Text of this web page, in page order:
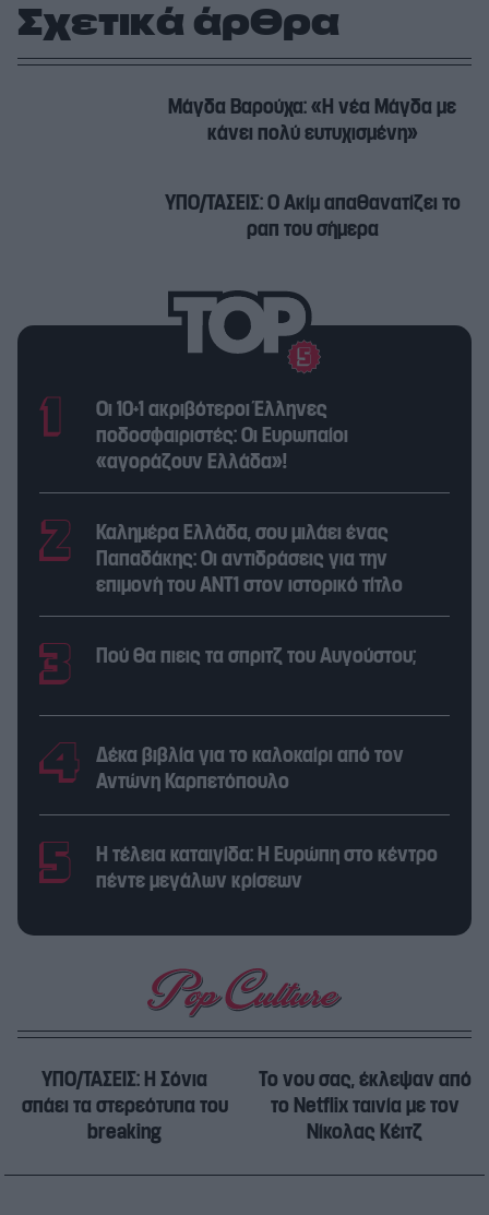
Σχετικά άρθρα
Μάγδα Βαρούχα: «Η νέα Μάγδα με
κάνει πολύ ευτυχισμένη»
ΥΠΟ/ΤΑΣΕΙΣ: Ο Ακίμ απαθανατίζει το
ραπ του σήμερα
Οι 10+1 ακριβότεροι Έλληνες
ποδοσφαιριστές: Οι Ευρωπαίοι
«αγοράζουν Ελλάδα»!
Καλημέρα Ελλάδα, σου μιλάει ένας
Παπαδάκης: Οι αντιδράσεις για την
επιμονή του ΑΝΤ1 στον ιστορικό τίτλο
Πού θα πιεις τα σπριτζ του Αυγούστου;
Δέκα βιβλία για το καλοκαίρι από τον
Αντώνη Καρπετόπουλο
Η τέλεια καταιγίδα: Η Ευρώπη στο κέντρο
πέντε μεγάλων κρίσεων
ΥΠΟ/ΤΑΣΕΙΣ: Η Σόνια
σπάει τα στερεότυπα του
breaking
Το νου σας, έκλεψαν από
το Netflix ταινία με τον
Νίκολας Κέιτζ